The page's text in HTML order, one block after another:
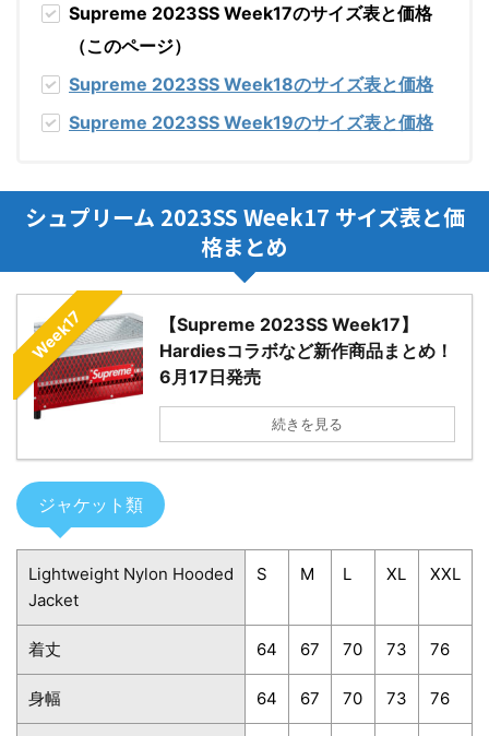
Supreme 2023SS Week17のサイズ表と価格
（このページ）
Supreme 2023SS Week18のサイズ表と価格
Supreme 2023SS Week19のサイズ表と価格
シュプリーム 2023SS Week17 サイズ表と価
格まとめ
Week17
【Supreme 2023SS Week17】
Hardiesコラボなど新作商品まとめ！
6月17日発売
続きを見る
ジャケット類
Lightweight Nylon Hooded
Jacket
S M L XL XXL
着丈 64 67 70 73 76
身幅 64 67 70 73 76